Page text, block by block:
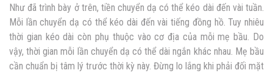
Như đã trình bày ở trên, tiền chuyển dạ có thể kéo dài đến vài tuần.
Mỗi lần chuyển dạ có thể kéo dài đến vài tiếng đồng hồ. Tuy nhiêu
thời gian kéo dài còn phụ thuộc vào cơ địa của mỗi mẹ bầu. Do
vậy, thời gian mỗi lần chuyển dạ có thể dài ngắn khác nhau. Mẹ bầu
cần chuẩn bị tâm lý trước thời kỳ này. Đừng lo lắng khi phải đối mặt